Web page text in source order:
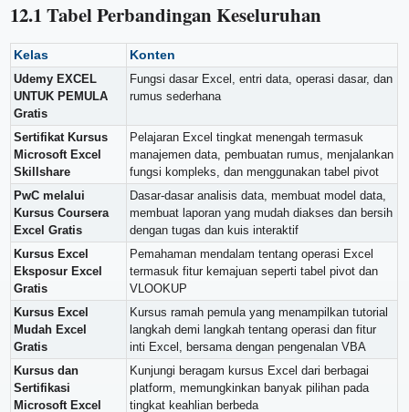
12.1 Tabel Perbandingan Keseluruhan
Kelas Konten
Udemy EXCEL
UNTUK PEMULA
Gratis
Fungsi dasar Excel, entri data, operasi dasar, dan
rumus sederhana
Sertifikat Kursus
Microsoft Excel
Skillshare
Pelajaran Excel tingkat menengah termasuk
manajemen data, pembuatan rumus, menjalankan
fungsi kompleks, dan menggunakan tabel pivot
PwC melalui
Kursus Coursera
Excel Gratis
Dasar-dasar analisis data, membuat model data,
membuat laporan yang mudah diakses dan bersih
dengan tugas dan kuis interaktif
Kursus Excel
Eksposur Excel
Gratis
Pemahaman mendalam tentang operasi Excel
termasuk fitur kemajuan seperti tabel pivot dan
VLOOKUP
Kursus Excel
Mudah Excel
Gratis
Kursus ramah pemula yang menampilkan tutorial
langkah demi langkah tentang operasi dan fitur
inti Excel, bersama dengan pengenalan VBA
Kursus dan
Sertifikasi
Microsoft Excel
Kunjungi beragam kursus Excel dari berbagai
platform, memungkinkan banyak pilihan pada
tingkat keahlian berbeda